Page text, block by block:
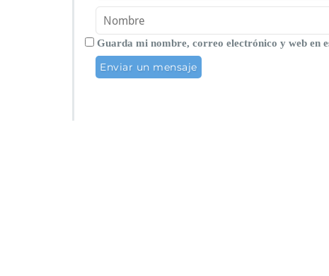
Guarda mi nombre, correo electrónico y web en